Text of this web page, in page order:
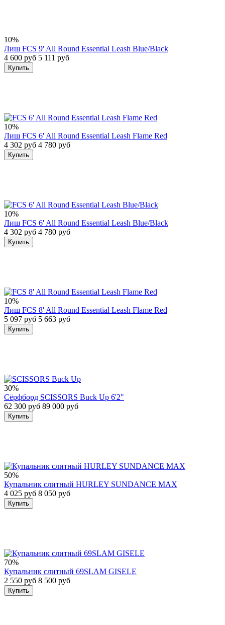
10%
Лиш FCS 9' All Round Essential Leash Blue/Black
4 600 руб 5 111 руб
Купить
10%
Лиш FCS 6' All Round Essential Leash Flame Red
4 302 руб 4 780 руб
Купить
10%
Лиш FCS 6' All Round Essential Leash Blue/Black
4 302 руб 4 780 руб
Купить
10%
Лиш FCS 8' All Round Essential Leash Flame Red
5 097 руб 5 663 руб
Купить
30%
Сёрфборд SCISSORS Buck Up 6'2"
62 300 руб 89 000 руб
Купить
50%
Купальник слитный HURLEY SUNDANCE MAX
4 025 руб 8 050 руб
Купить
70%
Купальник слитный 69SLAM GISELE
2 550 руб 8 500 руб
Купить